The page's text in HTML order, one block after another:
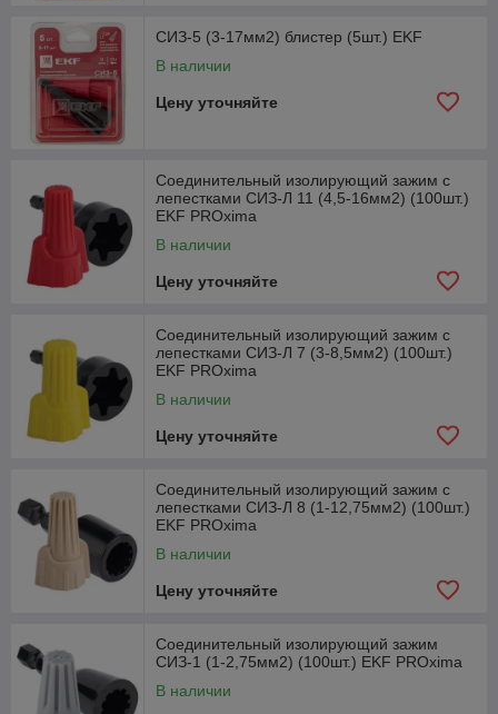
СИЗ-5 (3-17мм2) блистер (5шт.) EKF
В наличии
Цену уточняйте
Соединительный изолирующий зажим с
лепестками СИЗ-Л 11 (4,5-16мм2) (100шт.)
EKF PROxima
В наличии
Цену уточняйте
Соединительный изолирующий зажим с
лепестками СИЗ-Л 7 (3-8,5мм2) (100шт.)
EKF PROxima
В наличии
Цену уточняйте
Соединительный изолирующий зажим с
лепестками СИЗ-Л 8 (1-12,75мм2) (100шт.)
EKF PROxima
В наличии
Цену уточняйте
Соединительный изолирующий зажим
СИЗ-1 (1-2,75мм2) (100шт.) EKF PROxima
В наличии